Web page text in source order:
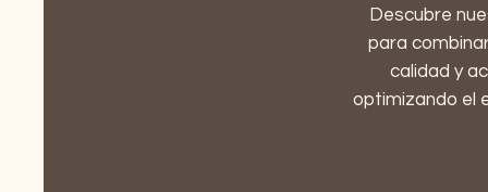
Descubre
para
calidad y
optimizando el